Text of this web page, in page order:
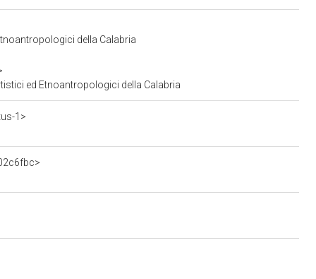
della Calabria
ed Etnoantropologici della Calabria
1>